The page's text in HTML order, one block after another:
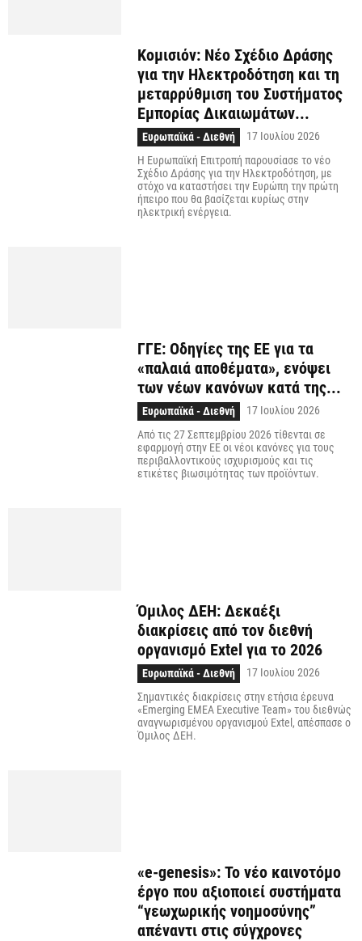
Κομισιόν: Νέο Σχέδιο Δράσης
για την Ηλεκτροδότηση και τη
μεταρρύθμιση του Συστήματος
Εμπορίας Δικαιωμάτων...
Ευρωπαϊκά - Διεθνή
17 Ιουλίου 2026
Η Ευρωπαϊκή Επιτροπή παρουσίασε το νέο
Σχέδιο Δράσης για την Ηλεκτροδότηση, με
στόχο να καταστήσει την Ευρώπη την πρώτη
ήπειρο που θα βασίζεται κυρίως στην
ηλεκτρική ενέργεια.
ΓΓΕ: Οδηγίες της ΕΕ για τα
«παλαιά αποθέματα», ενόψει
των νέων κανόνων κατά της...
Ευρωπαϊκά - Διεθνή
17 Ιουλίου 2026
Από τις 27 Σεπτεμβρίου 2026 τίθενται σε
εφαρμογή στην EE οι νέοι κανόνες για τους
περιβαλλοντικούς ισχυρισμούς και τις
ετικέτες βιωσιμότητας των προϊόντων.
Όμιλος ΔΕΗ: Δεκαέξι
διακρίσεις από τον διεθνή
οργανισμό Extel για το 2026
Ευρωπαϊκά - Διεθνή
17 Ιουλίου 2026
Σημαντικές διακρίσεις στην ετήσια έρευνα
«Emerging EMEA Executive Team» του διεθνώς
αναγνωρισμένου οργανισμού Extel, απέσπασε ο
Όμιλος ΔΕΗ.
«e-genesis»: Το νέο καινοτόμο
έργο που αξιοποιεί συστήματα
“γεωχωρικής νοημοσύνης”
απέναντι στις σύγχρονες